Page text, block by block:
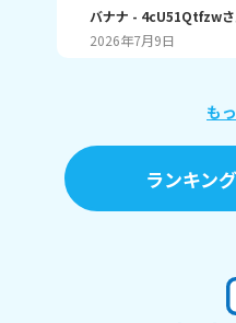
ングで1位取れる？ 書い
ゃね。
バナナ - 4cU51Qtfzw
2026年7月9日
も
ランキン